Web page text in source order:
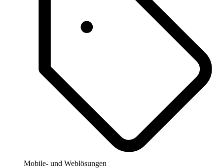
Mobile- und Weblösungen